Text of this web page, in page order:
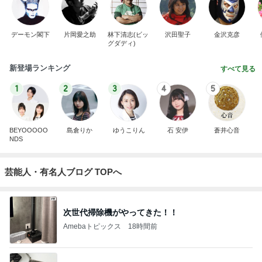
デーモン閣下 片岡愛之助
林下清志(ビッ
グダディ)
沢田聖子 金沢克彦
新登場ランキング すべて見る
1
BEYOOOOO
NDS
2
島倉りか
3
ゆうこりん
4
石 安伊
5
蒼井心音
芸能人・有名人ブログ TOPへ
次世代掃除機がやってきた！！
Amebaトピックス 18時間前